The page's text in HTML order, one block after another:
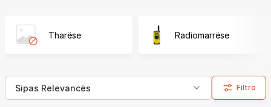
Tharëse Radiomarrëse
Filtro